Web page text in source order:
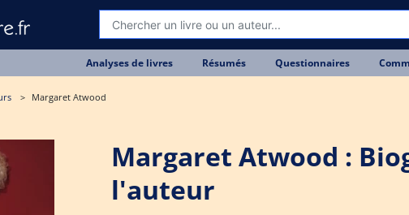
Analyses de livres Résumés Questionnaires
Margaret Atwood
Margaret Atwood :
l'auteur